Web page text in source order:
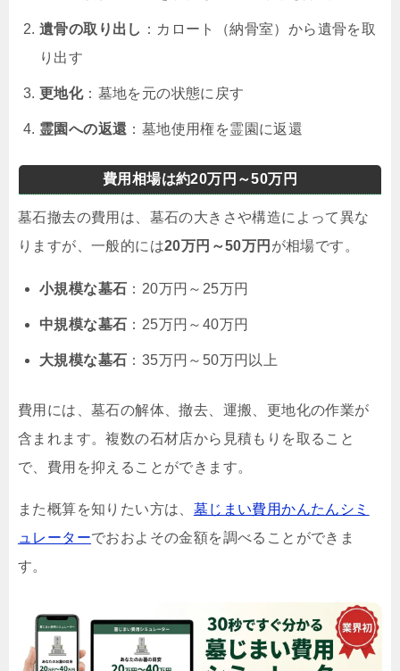
遺骨の取り出し ：カロート（納骨室）から遺骨を取
り出す
更地化：墓地を元の状態に戻す
霊園への返還 ：墓地使用権を霊園に返還
費用相場は約20万円～50万円
墓石撤去の費用は、墓石の大きさや構造によって異な
りますが、一般的には20万円～50万円 が相場です。
小規模な墓石 ：20万円～25万円
中規模な墓石 ：25万円～40万円
大規模な墓石 ：35万円～50万円以上
費用には、墓石の解体、撤去、運搬、更地化の作業が
含まれます。複数の石材店から見積もりを取ること
で、費用を抑えることができます。
また概算を知りたい方は、 墓じまい費用かんたんシミ
ュレーターでおおよその金額を調べることができま
す。